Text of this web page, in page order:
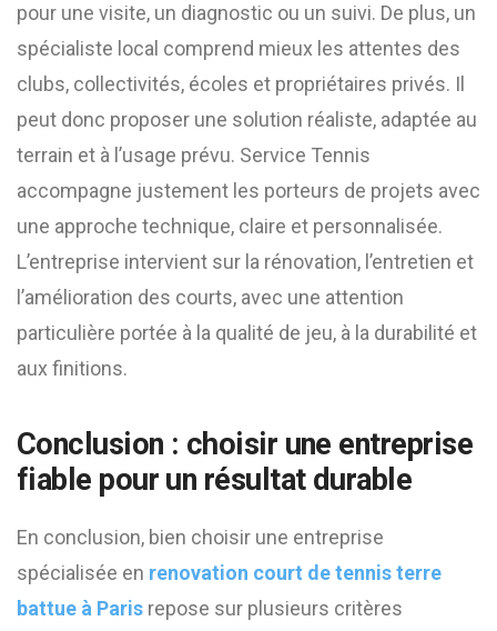
pour une visite, un diagnostic ou un suivi. De plus, un
spécialiste local comprend mieux les attentes des
clubs, collectivités, écoles et propriétaires privés. Il
peut donc proposer une solution réaliste, adaptée au
terrain et à l’usage prévu. Service Tennis
accompagne justement les porteurs de projets avec
une approche technique, claire et personnalisée.
L’entreprise intervient sur la rénovation, l’entretien et
l’amélioration des courts, avec une attention
particulière portée à la qualité de jeu, à la durabilité et
aux finitions.
Conclusion : choisir une entreprise
fiable pour un résultat durable
En conclusion, bien choisir une entreprise
spécialisée en renovation court de tennis terre
battue à Paris repose sur plusieurs critères